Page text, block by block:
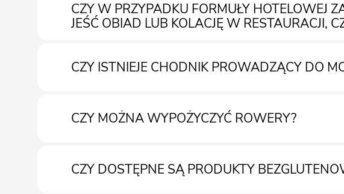
Obowiązujące obecnie rozporządzenie gminy zabrania kąpieli psów w
CZY W PRZYPADKU FORMUŁY HOTELOWEJ
JEŚĆ OBIAD LUB KOLACJĘ W RESTAURACJI,
Można również skorzystać z usługi Take Away
CZY ISTNIEJE CHODNIK PROWADZĄCY DO
Tak
CZY MOŻNA WYPOŻYCZYĆ ROWERY?
Tak
CZY DOSTĘPNE SĄ PRODUKTY